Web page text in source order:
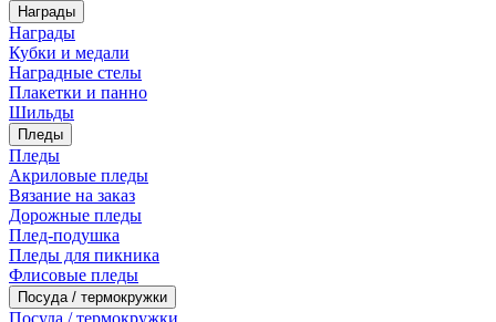
Награды
Награды
Кубки и медали
Наградные стелы
Плакетки и панно
Шильды
Пледы
Пледы
Акриловые пледы
Вязание на заказ
Дорожные пледы
Плед-подушка
Пледы для пикника
Флисовые пледы
Посуда / термокружки
Посуда / термокружки